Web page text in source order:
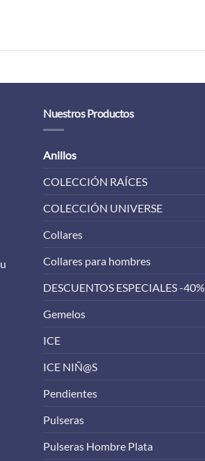
Nuestros Productos
Anillos
COLECCIÓN RAÍCES
COLECCIÓN UNIVERSE
Collares
Collares para hombres
DESCUENTOS ESPECIALES -40%
Gemelos
ICE
ICE NIÑ@S
Pendientes
Pulseras
Pulseras Hombre Plata